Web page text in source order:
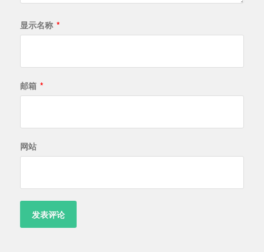
显示名称 *
邮箱 *
网站